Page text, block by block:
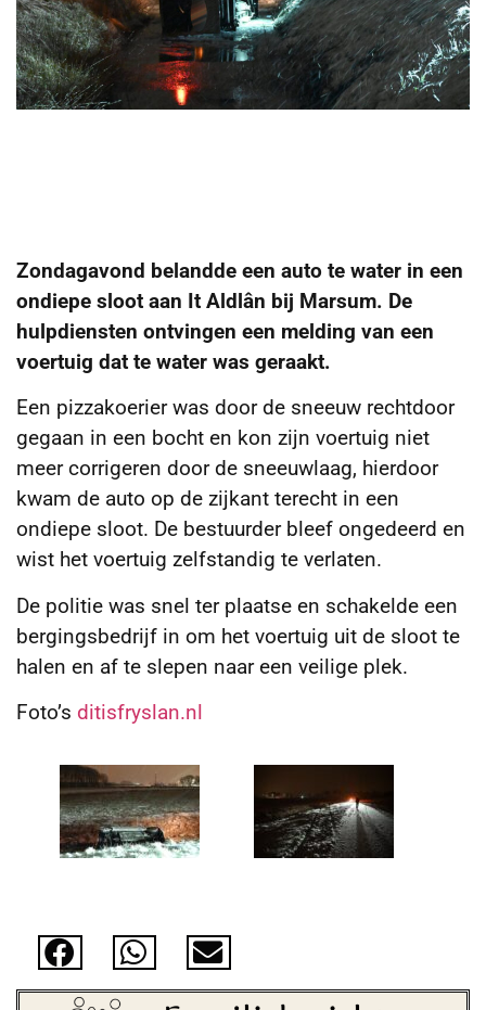
Zondagavond belandde een auto te water in een
ondiepe sloot aan It Aldlân bij Marsum. De
hulpdiensten ontvingen een melding van een
voertuig dat te water was geraakt.
Een pizzakoerier was door de sneeuw rechtdoor
gegaan in een bocht en kon zijn voertuig niet
meer corrigeren door de sneeuwlaag, hierdoor
kwam de auto op de zijkant terecht in een
ondiepe sloot. De bestuurder bleef ongedeerd en
wist het voertuig zelfstandig te verlaten.
De politie was snel ter plaatse en schakelde een
bergingsbedrijf in om het voertuig uit de sloot te
halen en af te slepen naar een veilige plek.
Foto’s ditisfryslan.nl